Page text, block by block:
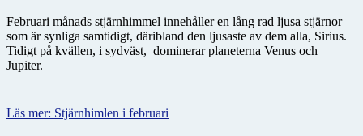
Februari månads stjärnhimmel innehåller en lång rad ljusa stjärnor
som är synliga samtidigt, däribland den ljusaste av dem alla, Sirius.
Tidigt på kvällen, i sydväst, dominerar planeterna Venus och
Jupiter.
Läs mer: Stjärnhimlen i februari